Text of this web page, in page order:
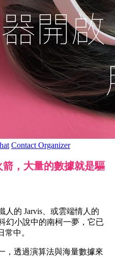
Contact Organizer
，大量的數據就是驅
人的 Jarvis、或雲端情人的
幻小說中的南柯一夢，它已
中。
，透過演算法與海量數據來